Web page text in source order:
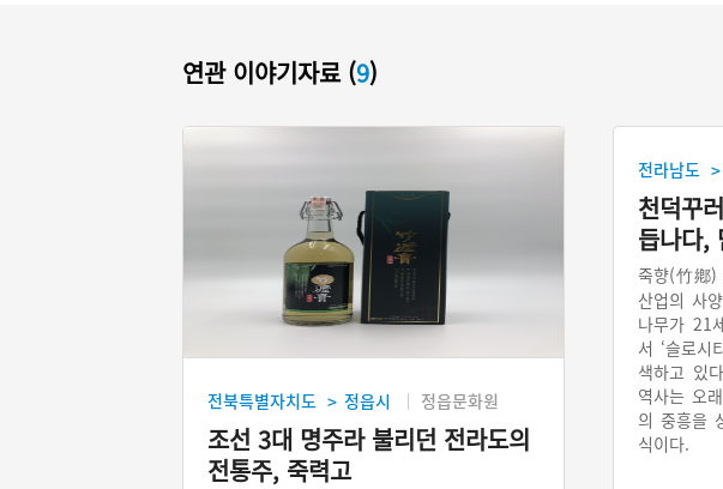
연관 이야기자료 (9)
전북특별자치도 > 정읍시 정읍문화원
조선 3대 명주라 불리던 전라도의
전통주, 죽력고
전라남도 >
천덕꾸
듭나다,
죽향(竹鄕)
산업의 사
나무가 21
서 ‘슬로시
색하고 있
역사는 오
의 중흥을
식이다.